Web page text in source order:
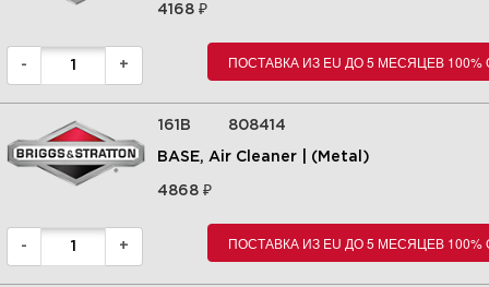
5 Распределительный вал,
коленчатый вал, цилиндр,
поршень / кольца / шатун
295442-0113-E9
4168₽
- + ПОСТАВКА ИЗ EU ДО 5 МЕСЯЦЕВ
161B 808414
BASE, Air Cleaner | (Metal)
4868₽
- + ПОСТАВКА ИЗ EU ДО 5 МЕСЯЦЕВ